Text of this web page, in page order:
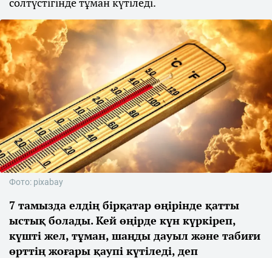
Фото: pixabay
7 тамызда елдің бірқатар өңірінде қатты
ыстық болады. Кей өңірде күн күркіреп,
күшті жел, тұман, шаңды дауыл және табиғи
өрттің жоғары қаупі күтіледі, деп